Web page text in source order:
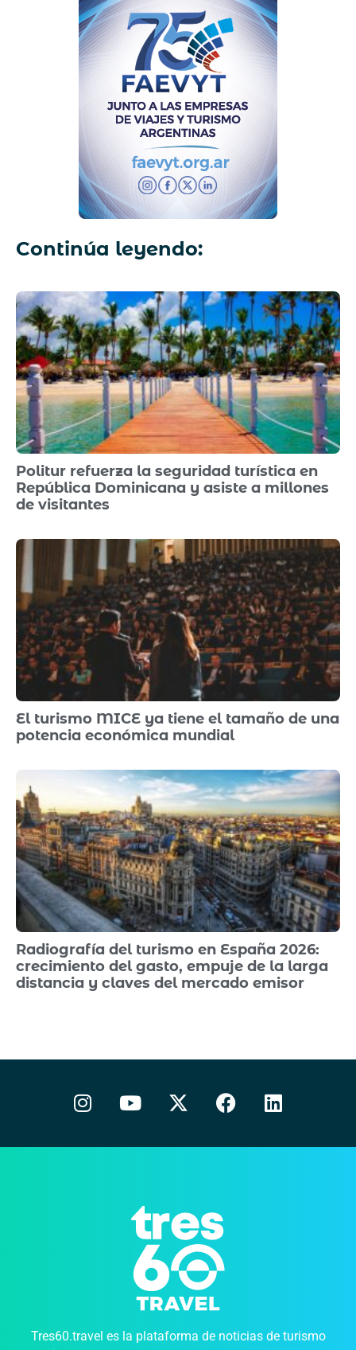
Continúa leyendo:
Politur refuerza la seguridad turística en
República Dominicana y asiste a millones
de visitantes
El turismo MICE ya tiene el tamaño de una
potencia económica mundial
Radiografía del turismo en España 2026:
crecimiento del gasto, empuje de la larga
distancia y claves del mercado emisor
Tres60.travel es la plataforma de noticias de turismo